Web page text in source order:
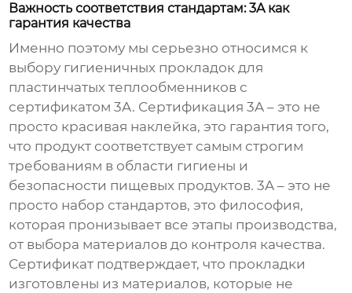
Важность соответствия стандартам: 3A как
гарантия качества
Именно поэтому мы серьезно относимся к
выбору гигиеничных прокладок для
пластинчатых теплообменников с
сертификатом 3A. Сертификация 3A – это не
просто красивая наклейка, это гарантия того,
что продукт соответствует самым строгим
требованиям в области гигиены и
безопасности пищевых продуктов. 3A – это не
просто набор стандартов, это философия,
которая пронизывает все этапы производства,
от выбора материалов до контроля качества.
Сертификат подтверждает, что прокладки
изготовлены из материалов, которые не